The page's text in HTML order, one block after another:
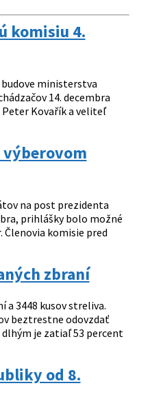
komisiu 4.
budove ministerstva
14. decembra
Kovařík a veliteľ
výberovom
na post prezidenta
prihlášky bolo možné
Členovia komisie pred
zbraní
3448 kusov streliva.
beztrestne odovzdať
je zatiaľ 53 percent
od 8.